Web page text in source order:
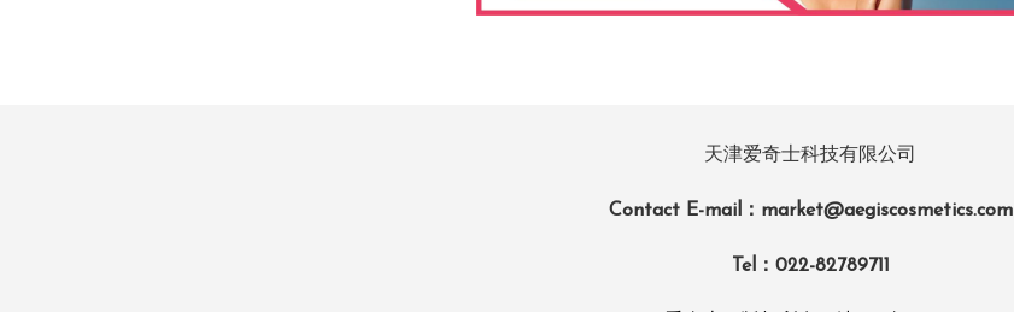
天津爱奇士科技有限公司
Contact E-mail：market@aegiscosmetics.com
Tel：022-82789711